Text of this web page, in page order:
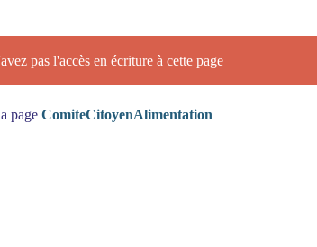
pas l'accès en écriture à cette page
page ComiteCitoyenAlimentation